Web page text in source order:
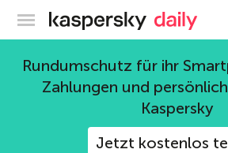
Offizieller
Rundumschutz für ihr
Zahlungen und
Kaspersky
Jetzt kostenlos